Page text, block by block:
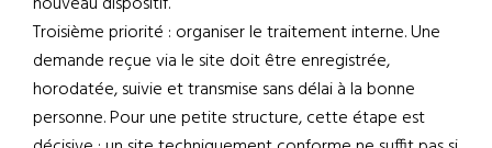
Troisième priorité : organiser le traitement interne. Une
demande reçue via le site doit être enregistrée,
horodatée, suivie et transmise sans délai à la bonne
personne. Pour une petite structure, cette étape est